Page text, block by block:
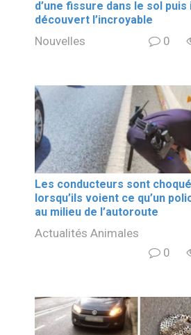
d’une fissure dans le sol puis
découvert l’incroyable
Nouvelles 0
Les conducteurs sont
lorsqu’ils voient ce qu’un
au milieu de l’autoroute
Actualités Animales
0